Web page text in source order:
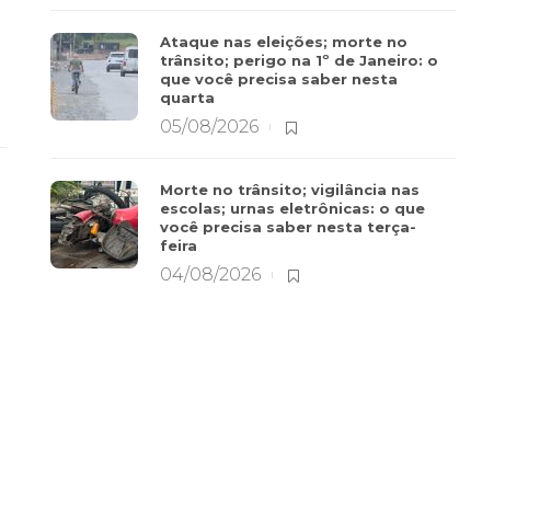
Ataque nas eleições; morte no
trânsito; perigo na 1º de Janeiro: o
que você precisa saber nesta
quarta
05/08/2026
Morte no trânsito; vigilância nas
escolas; urnas eletrônicas: o que
você precisa saber nesta terça-
feira
04/08/2026